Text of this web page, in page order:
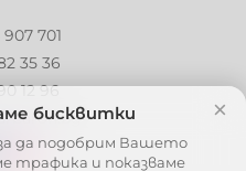
701
35 36
12 96
×
бисквитки
да подобрим Вашето
трафика и показваме